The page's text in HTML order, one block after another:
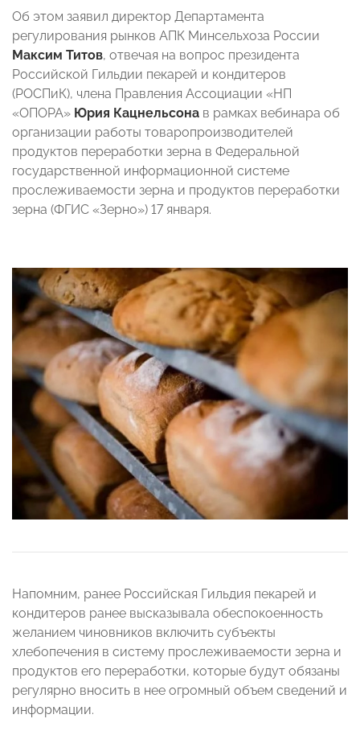
Об этом заявил директор Департамента
регулирования рынков АПК Минсельхоза России
Максим Титов, отвечая на вопрос президента
Российской Гильдии пекарей и кондитеров
(РОСПиК), члена Правления Ассоциации «НП
«ОПОРА» Юрия Кацнельсона в рамках вебинара об
организации работы товаропроизводителей
продуктов переработки зерна в Федеральной
государственной информационной системе
прослеживаемости зерна и продуктов переработки
зерна (ФГИС «Зерно») 17 января.
Напомним, ранее Российская Гильдия пекарей и
кондитеров ранее высказывала обеспокоенность
желанием чиновников включить субъекты
хлебопечения в систему прослеживаемости зерна и
продуктов его переработки, которые будут обязаны
регулярно вносить в нее огромный объем сведений и
информации.